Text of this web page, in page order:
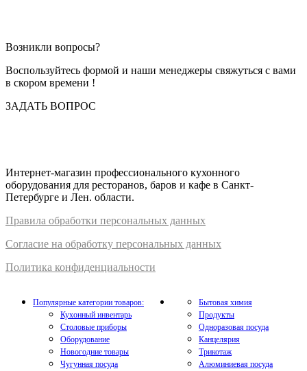
Возникли вопросы?
Воспользуйтесь формой и наши менеджеры свяжуться с вами
в скором времени !
ЗАДАТЬ ВОПРОС
Интернет-магазин профессионального кухонного
оборудования для ресторанов, баров и кафе в Санкт-
Петербурге и Лен. области.
Правила обработки персональных данных
Согласие на обработку персональных данных
Политика конфиденциальности
Популярные категории товаров:
Кухонный инвентарь
Столовые приборы
Оборудование
Новогодние товары
Чугунная посуда
Бытовая химия
Продукты
Одноразовая посуда
Канцелярия
Трикотаж
Алюминиевая посуда